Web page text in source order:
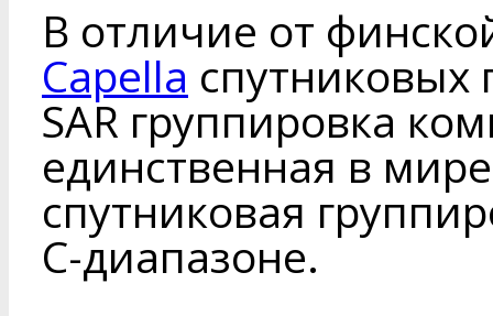
В отличие от
Capella спутниковых
SAR группировка
единственная в
спутниковая
C-диапазоне.